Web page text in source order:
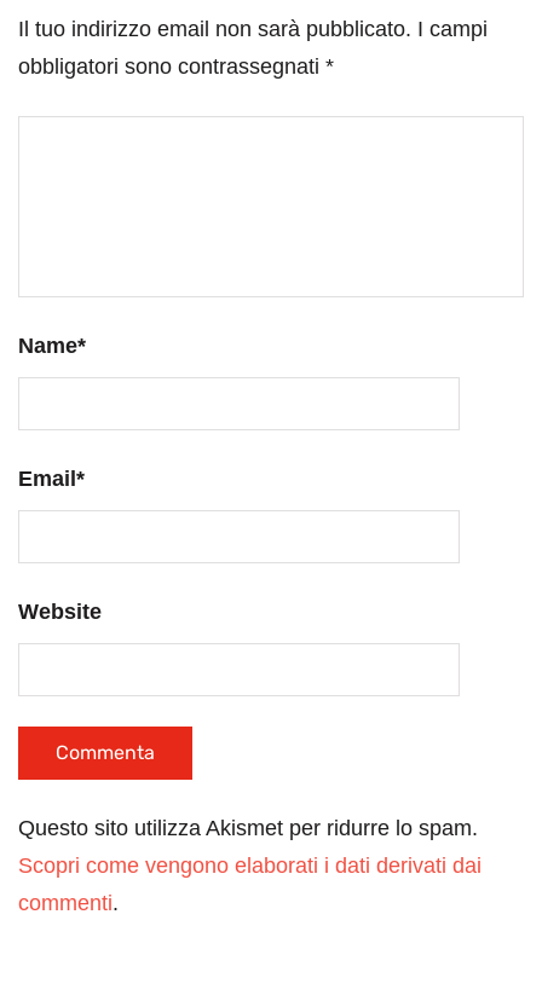
Il tuo indirizzo email non sarà pubblicato. I campi
obbligatori sono contrassegnati *
Name*
Email *
Website
Questo sito utilizza Akismet per ridurre lo spam.
Scopri come vengono elaborati i dati derivati dai
commenti.